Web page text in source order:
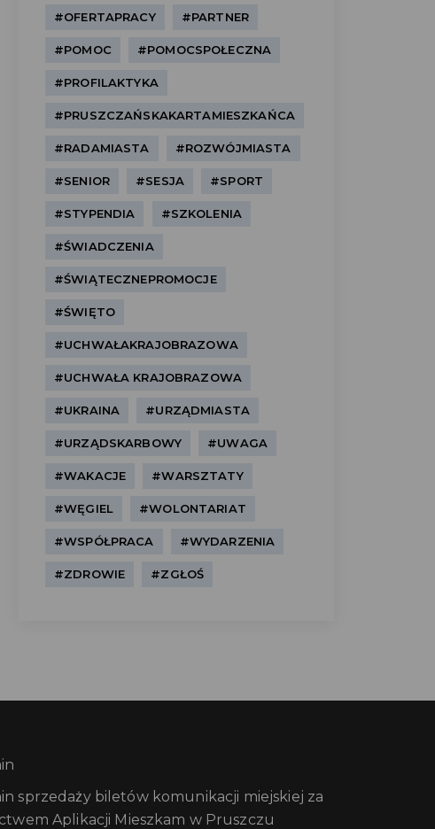
#OFERTAPRACY #PARTNER
#POMOC #POMOCSPOŁECZNA
#PROFILAKTYKA
#PRUSZCZAŃSKAKARTAMIESZKAŃCA
#RADAMIASTA #ROZWÓJMIASTA
#SENIOR #SESJA #SPORT
#STYPENDIA #SZKOLENIA
#ŚWIADCZENIA
#ŚWIĄTECZNEPROMOCJE
#ŚWIĘTO
#UCHWAŁAKRAJOBRAZOWA
#UCHWAŁA KRAJOBRAZOWA
#UKRAINA #URZĄDMIASTA
#URZĄDSKARBOWY #UWAGA
#WAKACJE #WARSZTATY
#WĘGIEL #WOLONTARIAT
#WSPÓŁPRACA #WYDARZENIA
#ZDROWIE #ZGŁOŚ
sprzedaży biletów komunikacji miejskiej za
Aplikacji Mieszkam w Pruszczu